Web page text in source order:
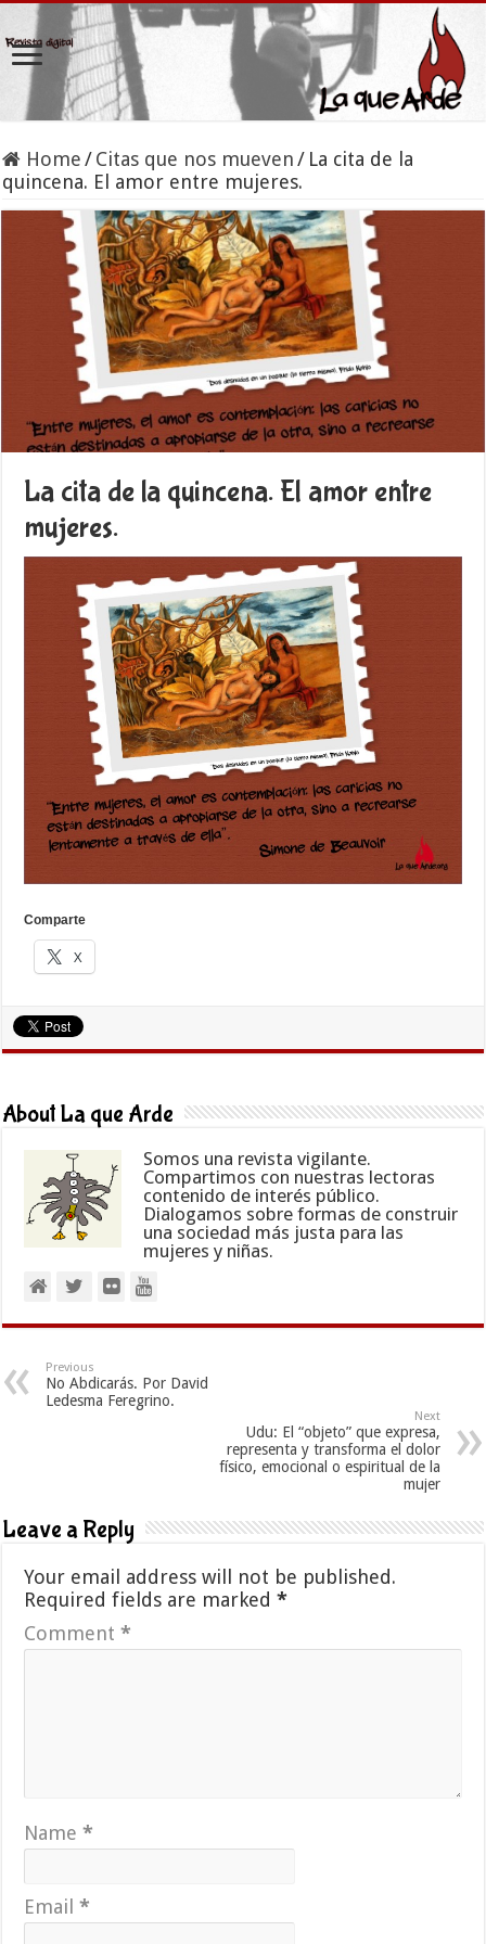
Home /Citas que nos mueven / La cita de la
quincena. El amor entre mujeres.
La cita de la quincena. El amor entre
mujeres.
Comparte
X
About La que Arde
Somos una revista vigilante.
Compartimos con nuestras lectoras
contenido de interés público.
Dialogamos sobre formas de construir
una sociedad más justa para las
mujeres y niñas.
Previous
No Abdicarás. Por David
Ledesma Feregrino.
Next
Udu: El “objeto” que expresa,
representa y transforma el dolor
físico, emocional o espiritual de la
mujer
Leave a Reply
Your email address will not be published.
Required fields are marked*
Comment*
Name*
Email*